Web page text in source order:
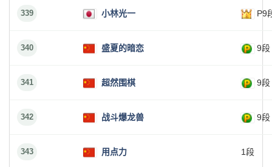
339 小林光一 P9
340 盛夏的暗恋 9段
341 超然围棋 9段
342 战斗爆龙兽 9段
343 用点力 1段